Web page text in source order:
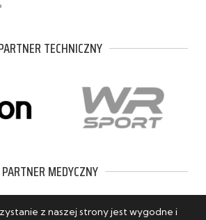
TECHNICZNY
PARTNER MEDYCZNY
z naszej strony jest wygodne i